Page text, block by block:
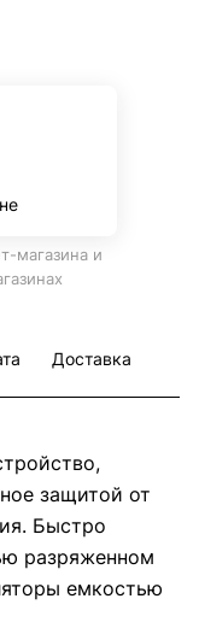
магазина и
Доставка
защитой от
Быстро
разряженном
емкостью